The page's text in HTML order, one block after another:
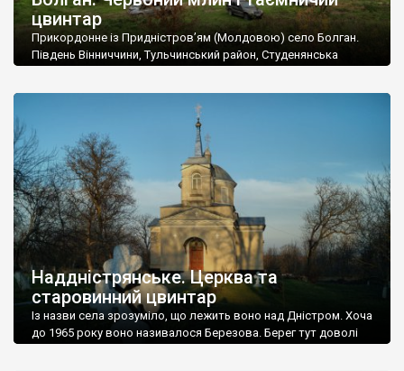
цвинтар
Прикордонне із Придністров’ям (Молдовою) село Болган.
Південь Вінниччини, Тульчинський район, Студенянська
старовинний цвинтар із кам’яними хрестами. Всі епітафії, які
збереглися, написані кирилицею, церковнослов’янською
мовою. За всіма традиційними ознаками – цвинтар
український. Хрести датуються 19 століттям. У 1924-1940
роках Болган […]
Наддністрянське. Церква та
старовинний цвинтар
Із назви села зрозуміло, що лежить воно над Дністром. Хоча
до 1965 року воно називалося Березова. Берег тут доволі